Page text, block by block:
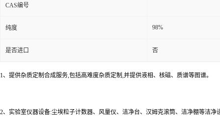
CAS编号
纯度 98%
是否进口 否
1、提供杂质定制合成服务,包括高难度杂质定制,并提供液相、核磁、质谱等图谱。
2、实验室仪器设备:尘埃粒子计数器、风量仪、洁净台、汉姆克滚筒、洁净棚等洁